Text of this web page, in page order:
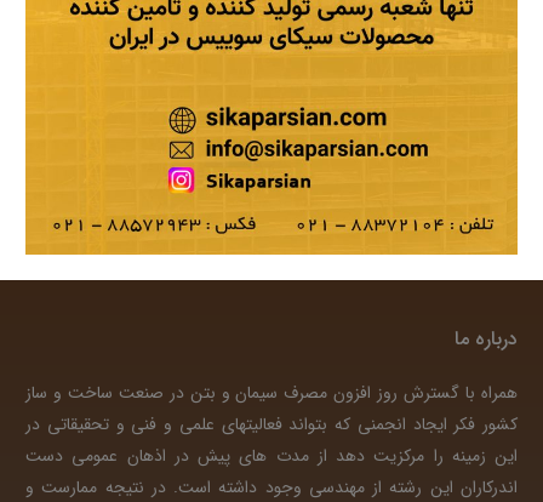
درباره ما
همراه با گسترش روز افزون مصرف سیمان و بتن در صنعت ساخت و ساز
کشور فکر ایجاد انجمنی که بتواند فعالیتهای علمی و فنی و تحقیقاتی در
این زمینه را مرکزیت دهد از مدت های پیش در اذهان عمومی دست
اندرکاران این رشته از مهندسی وجود داشته است. در نتیجه ممارست و